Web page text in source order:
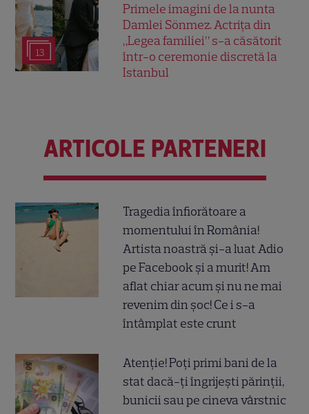
13
Primele imagini de la nunta
Damlei Sönmez. Actrița din
„Legea familiei” s-a căsătorit
într-o ceremonie discretă la
Istanbul
ARTICOLE PARTENERI
Tragedia înfiorătoare a
momentului în România!
Artista noastră și-a luat Adio
pe Facebook și a murit! Am
aflat chiar acum și nu ne mai
revenim din șoc! Ce i s-a
întâmplat este crunt
Atenție! Poți primi bani de la
stat dacă-ți îngrijești părinții,
bunicii sau pe cineva vârstnic